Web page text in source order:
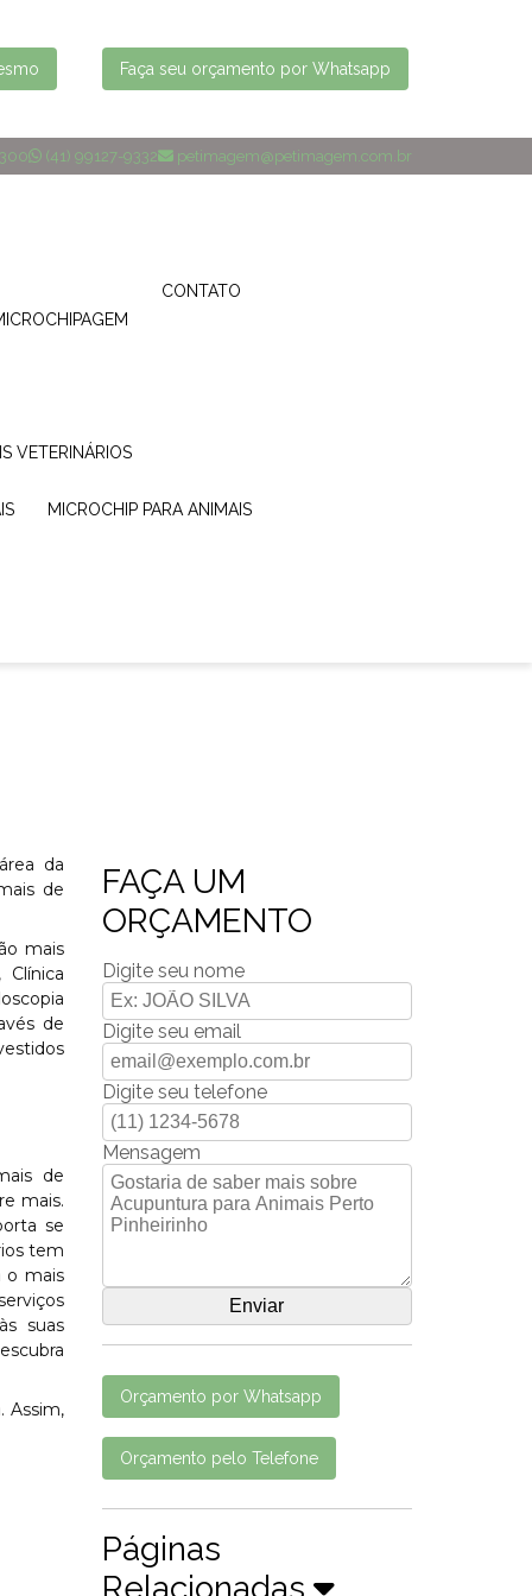
Faça seu orçamento por Whatsapp
(41) 99127-9332 petimagem@petimagem.com.br
MICROCHIPAGEM
CONTATO
VETERINÁRIOS
MICROCHIP PARA ANIMAIS
da
de
mais
de
de
mais.
se
tem
o mais
suas
Assim,
FAÇA UM
ORÇAMENTO
Digite seu nome
Digite seu email
Digite seu telefone
Mensagem
Orçamento por Whatsapp
Orçamento pelo Telefone
Páginas